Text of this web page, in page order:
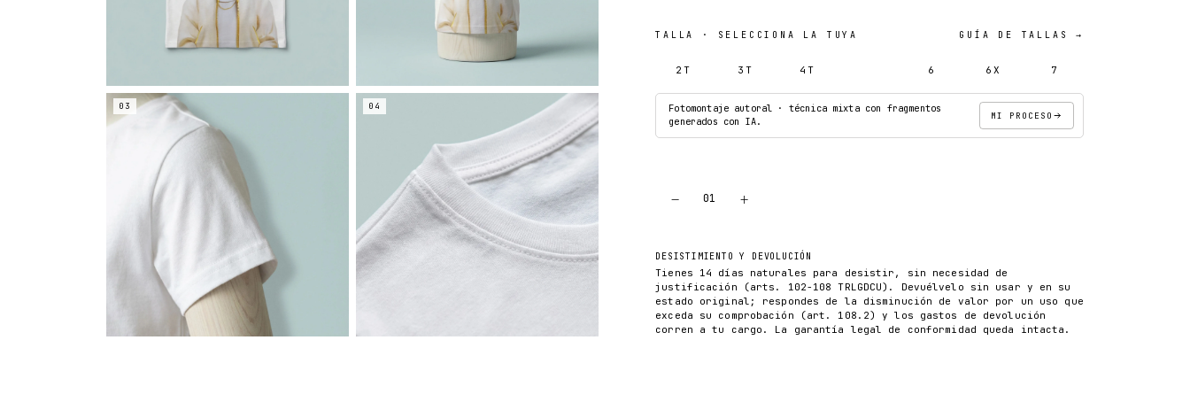
03 04
TALLA · SELECCIONA LA TUYA GUÍA DE TALLAS →
2T 3T 4T 6 6X 7
Fotomontaje autoral · técnica mixta con fragmentos
generados con IA.
MI PROCESO
− 01 +
DESISTIMIENTO Y DEVOLUCIÓN
Tienes 14 días naturales para desistir, sin necesidad de
justificación (arts. 102-108 TRLGDCU). Devuélvelo sin usar y en su
estado original; respondes de la disminución de valor por un uso que
exceda su comprobación (art. 108.2) y los gastos de devolución
corren a tu cargo. La garantía legal de conformidad queda intacta.